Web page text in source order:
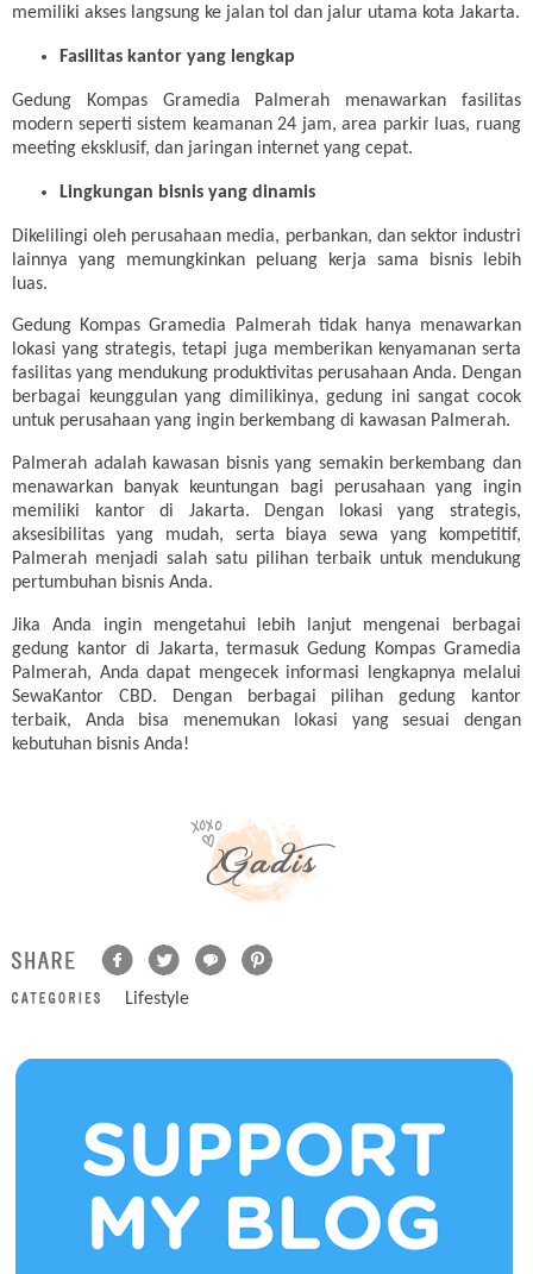
memiliki akses langsung ke jalan tol dan jalur utama kota Jakarta.
Fasilitas kantor yang lengkap
Gedung Kompas Gramedia Palmerah menawarkan fasilitas
modern seperti sistem keamanan 24 jam, area parkir luas, ruang
meeting eksklusif, dan jaringan internet yang cepat.
Lingkungan bisnis yang dinamis
Dikelilingi oleh perusahaan media, perbankan, dan sektor industri
lainnya yang memungkinkan peluang kerja sama bisnis lebih
luas.
Gedung Kompas Gramedia Palmerah tidak hanya menawarkan
lokasi yang strategis, tetapi juga memberikan kenyamanan serta
fasilitas yang mendukung produktivitas perusahaan Anda. Dengan
berbagai keunggulan yang dimilikinya, gedung ini sangat cocok
untuk perusahaan yang ingin berkembang di kawasan Palmerah.
Palmerah adalah kawasan bisnis yang semakin berkembang dan
menawarkan banyak keuntungan bagi perusahaan yang ingin
memiliki kantor di Jakarta. Dengan lokasi yang strategis,
aksesibilitas yang mudah, serta biaya sewa yang kompetitif,
Palmerah menjadi salah satu pilihan terbaik untuk mendukung
pertumbuhan bisnis Anda.
Jika Anda ingin mengetahui lebih lanjut mengenai berbagai
gedung kantor di Jakarta, termasuk Gedung Kompas Gramedia
Palmerah, Anda dapat mengecek informasi lengkapnya melalui
SewaKantor CBD. Dengan berbagai pilihan gedung kantor
terbaik, Anda bisa menemukan lokasi yang sesuai dengan
kebutuhan bisnis Anda!
Lifestyle